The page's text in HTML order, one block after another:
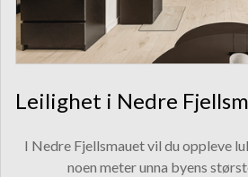
Leilighet i Nedre
I Nedre Fjellsmauet vil du oppleve
noen meter unna byens